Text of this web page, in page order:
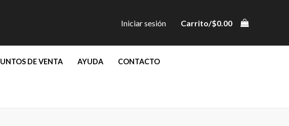
Iniciar sesión Carrito/$0.00
DE VENTA AYUDA CONTACTO